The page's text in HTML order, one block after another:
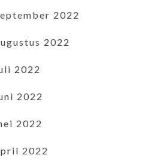
2022
2022
2022
2022
2022
2022